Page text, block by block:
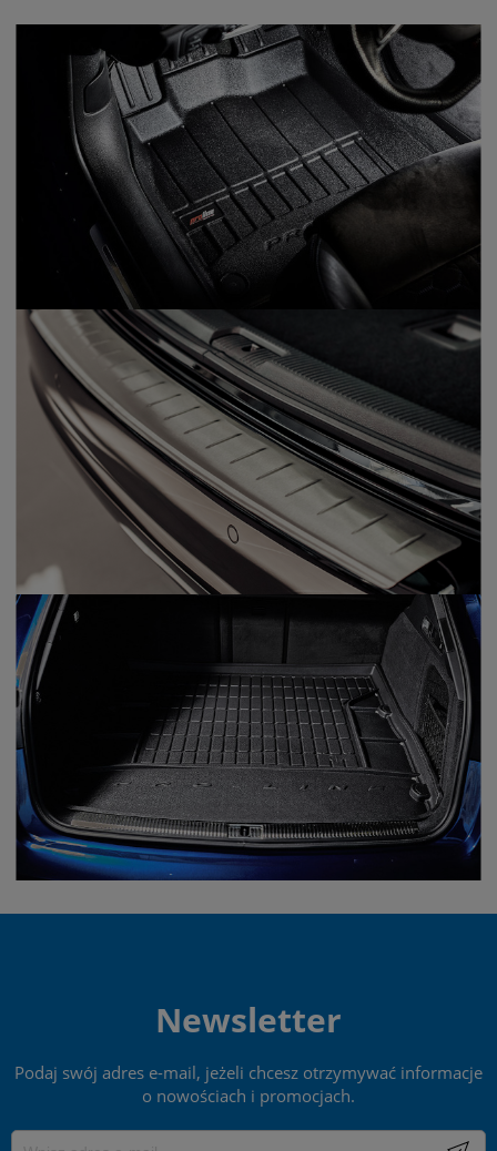
Newsletter
Podaj swój adres e-mail, jeżeli chcesz otrzymywać informacje
o nowościach i promocjach.